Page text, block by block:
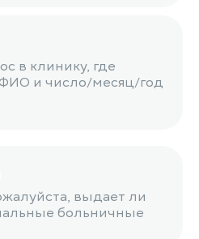
в клинику, где
и число/месяц/год
выдает ли
больничные